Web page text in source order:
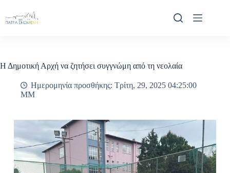
περιεχόμενο
Η Δημοτική Αρχή να ζητήσει συγγνώμη από τη νεολαία
Ημερομηνία προσθήκης: Τρίτη, 29, 2025 04:25:00
ΜΜ